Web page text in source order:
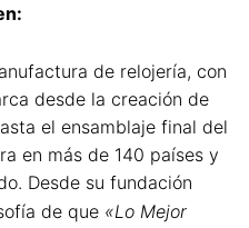
de relojería, con
desde la creación de
el ensamblaje final del
en más de 140 países y
Desde su fundación
de que «Lo Mejor